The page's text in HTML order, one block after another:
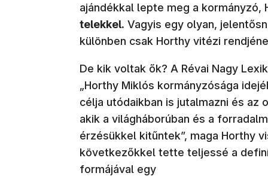
ajándékkal lepte meg a kormányzó,
telekkel. Vagyis egy olyan,
különben csak Horthy vitézi
De kik voltak ők? A Révai Nagy
„Horthy Miklós kormányzósága
célja utódaikban is jutalmazni és az
akik a világháborúban és a
érzésükkel kitűntek”, maga Horthy
következőkkel tette teljessé a
formájával egy